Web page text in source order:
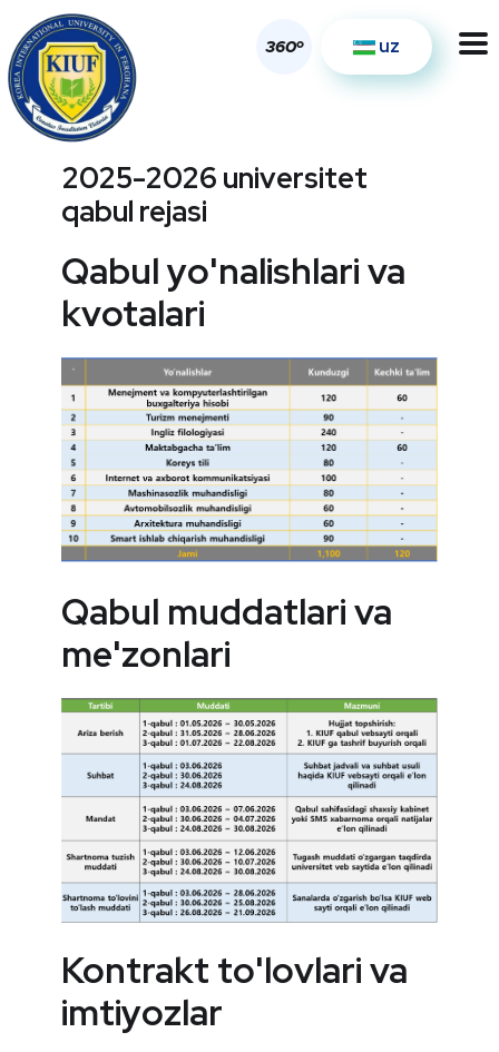
360o uz
2025-2026 universitet
qabul rejasi
Qabul yo'nalishlari va
kvotalari
Qabul muddatlari va
me'zonlari
Kontrakt to'lovlari va
imtiyozlar